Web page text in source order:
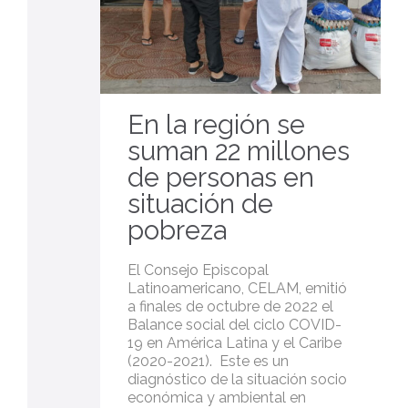
En la región se
suman 22 millones
de personas en
situación de
pobreza
El Consejo Episcopal
Latinoamericano, CELAM, emitió
a finales de octubre de 2022 el
Balance social del ciclo COVID-
19 en América Latina y el Caribe
(2020-2021). Este es un
diagnóstico de la situación socio
económica y ambiental en